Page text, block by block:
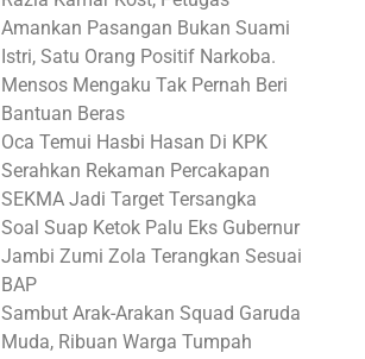
Amankan Pasangan Bukan Suami
Istri, Satu Orang Positif Narkoba.
Mensos Mengaku Tak Pernah Beri
Bantuan Beras
Oca Temui Hasbi Hasan Di KPK
Serahkan Rekaman Percakapan
SEKMA Jadi Target Tersangka
Soal Suap Ketok Palu Eks Gubernur
Jambi Zumi Zola Terangkan Sesuai
BAP
Sambut Arak-Arakan Squad Garuda
Muda, Ribuan Warga Tumpah